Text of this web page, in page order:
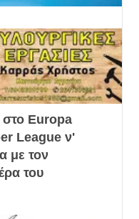
Europa
League ν'
με τον
του